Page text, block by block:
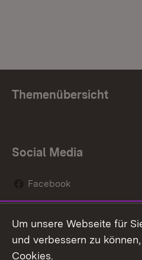
Themenübersicht
Social Media
Facebook
Social Wall
Um unsere Webseite für
und verbessern zu
Cookies.